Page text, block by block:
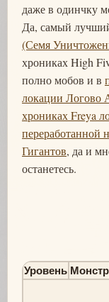
даже в одинчку
Да, самый
(Семя
хрониках High
полно мобов и в
локации Логово
хрониках Freya
переработанной
Гигантов, да и
останетесь.
Уровень Монстр